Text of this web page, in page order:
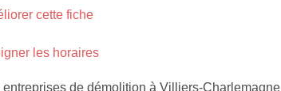
cette fiche
les horaires
entreprises de démolition à Villiers-Charlemagne